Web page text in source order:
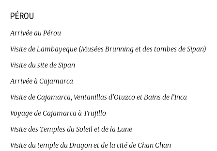
PÉROU
Arrivée au Pérou
Visite de Lambayeque (Musées Brunning et des tombes de Sipan)
Visite du site de Sipan
Arrivée à Cajamarca
Visite de Cajamarca, Ventanillas d’Otuzco et Bains de l’Inca
Voyage de Cajamarca à Trujillo
Visite des Temples du Soleil et de la Lune
Visite du temple du Dragon et de la cité de Chan Chan